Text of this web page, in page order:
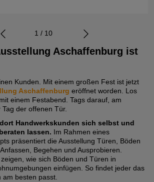
1 / 10
Aschaffenburg ist
Kunden. Mit einem großen Fest ist jetzt
Aschaffenburg eröffnet worden. Los
einem Festabend. Tags darauf, am
der offenen Tür.
Handwerkskunden sich selbst und
lassen. Im Rahmen eines
präsentiert die Ausstellung Türen, Böden
Begehen und Ausprobieren.
wie sich Böden und Türen in
einfügen. So findet jeder das
am besten passt.